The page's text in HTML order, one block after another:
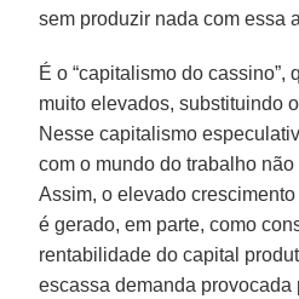
sem produzir nada com essa
É o “capitalismo do cassino”,
muito elevados, substituindo
Nesse capitalismo
com o mundo do trabalho
Assim, o elevado
é gerado, em parte, como
rentabilidade do capital
escassa demanda